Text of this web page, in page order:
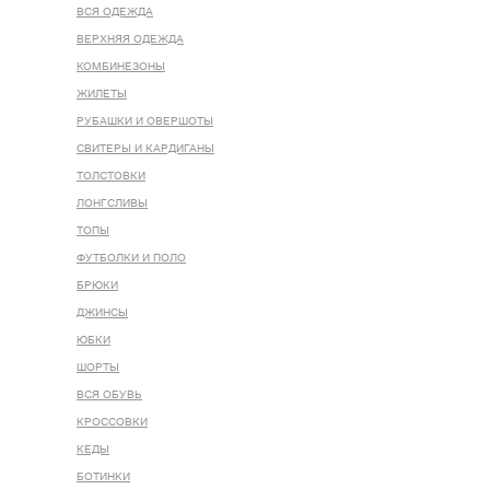
ВСЯ ОДЕЖДА
ВЕРХНЯЯ ОДЕЖДА
КОМБИНЕЗОНЫ
ЖИЛЕТЫ
РУБАШКИ И ОВЕРШОТЫ
СВИТЕРЫ И КАРДИГАНЫ
ТОЛСТОВКИ
ЛОНГСЛИВЫ
ТОПЫ
ФУТБОЛКИ И ПОЛО
БРЮКИ
ДЖИНСЫ
ЮБКИ
ШОРТЫ
ВСЯ ОБУВЬ
КРОССОВКИ
КЕДЫ
БОТИНКИ